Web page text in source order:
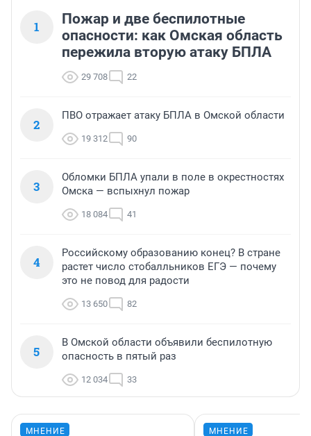
1
Пожар и две беспилотные
опасности: как Омская область
пережила вторую атаку БПЛА
29 708 22
2
ПВО отражает атаку БПЛА в Омской области
19 312 90
3
Обломки БПЛА упали в поле в окрестностях
Омска — вспыхнул пожар
18 084 41
4
Российскому образованию конец? В стране
растет число стобалльников ЕГЭ — почему
это не повод для радости
13 650 82
5
В Омской области объявили беспилотную
опасность в пятый раз
12 034 33
МНЕНИЕ МНЕНИЕ